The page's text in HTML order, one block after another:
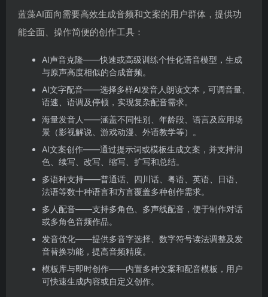
蓝藻AI面向需要高效生成音频和文案的用户群体，提供功
能全面、操作简便的创作工具：
AI声音克隆——快速或高级训练个性化语音模型，生成
与原声高度相似的合成音频。
AI文字配音——选择多样AI发音人朗读文本，可调音量、
语速、语调及停顿，实现复杂配音需求。
海量发音人——涵盖不同性别、年龄段、语言及应用场
景（影视解说、游戏动漫、外语教学等）。
AI文案创作——通过提示词或模板生成文案，并支持润
色、续写、改写、缩写、扩写和总结。
多语种支持——普通话、四川话、粤语、英语、日语、
法语等数十种语言和方言覆盖多种创作需求。
多人配音——支持多角色、多声线配音，便于制作对话
或多角色音频作品。
发音优化——提供多音字选择、数字符号读法调整及发
音替换功能，提高音频精度。
模板库与即时创作——内置多种文案和配音模板，用户
可快速生成内容或自定义创作。